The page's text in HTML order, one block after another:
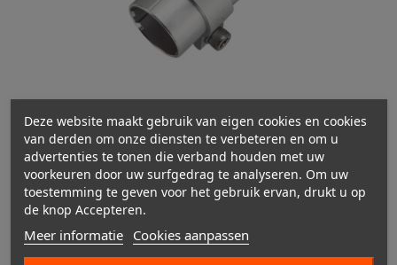

Deze website maakt gebruik van eigen cookies en cookies
van derden om onze diensten te verbeteren en om u
advertenties te tonen die verband houden met uw
voorkeuren door uw surfgedrag te analyseren. Om uw
toestemming te geven voor het gebruik ervan, drukt u op
de knop Accepteren.
Meer informatie Cookies aanpassen